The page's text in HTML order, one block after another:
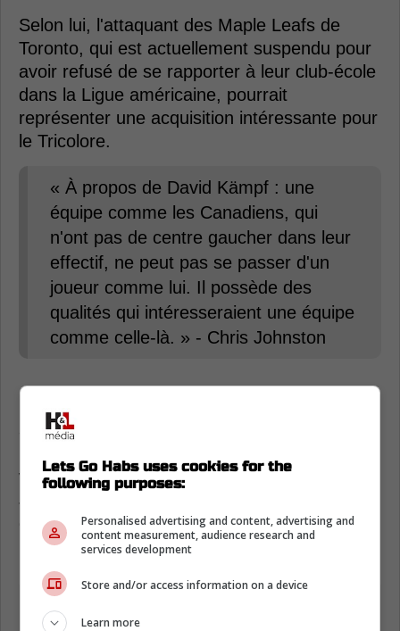
Selon lui, l'attaquant des Maple Leafs de
Toronto, qui est actuellement suspendu pour
avoir refusé de se rapporter à leur club-école
dans la Ligue américaine, pourrait
représenter une acquisition intéressante pour
le Tricolore.
« À propos de David Kämpf : une
équipe comme les Canadiens, qui
n'ont pas de centre gaucher dans leur
effectif, ne peut pas se passer d'un
joueur comme lui. Il possède des
qualités qui intéresseraient une équipe
comme celle-là. » - Chris Johnston
Honnêtement, même si les quatre centres
actuels du Canadien sont droitiers, je ne crois
vraiment intéressante pour Kent Hughes et
Jeff Gorton. Son contrat de 2,4 millions de
dollars par saison pour encore deux ans rend
le tout encore moins attrayant.
Lets Go Habs uses cookies for the
following purposes:
Personalised advertising and content, advertising and
content measurement, audience research and
services development
Store and/or access information on a device
Learn more